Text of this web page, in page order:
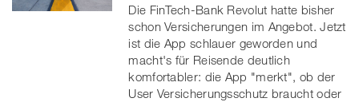
Die FinTech-Bank Revolut hatte bisher
schon Versicherungen im Angebot. Jetzt
ist die App schlauer geworden und
macht's für Reisende deutlich
komfortabler: die App "merkt", ob der
User Versicherungsschutz braucht oder